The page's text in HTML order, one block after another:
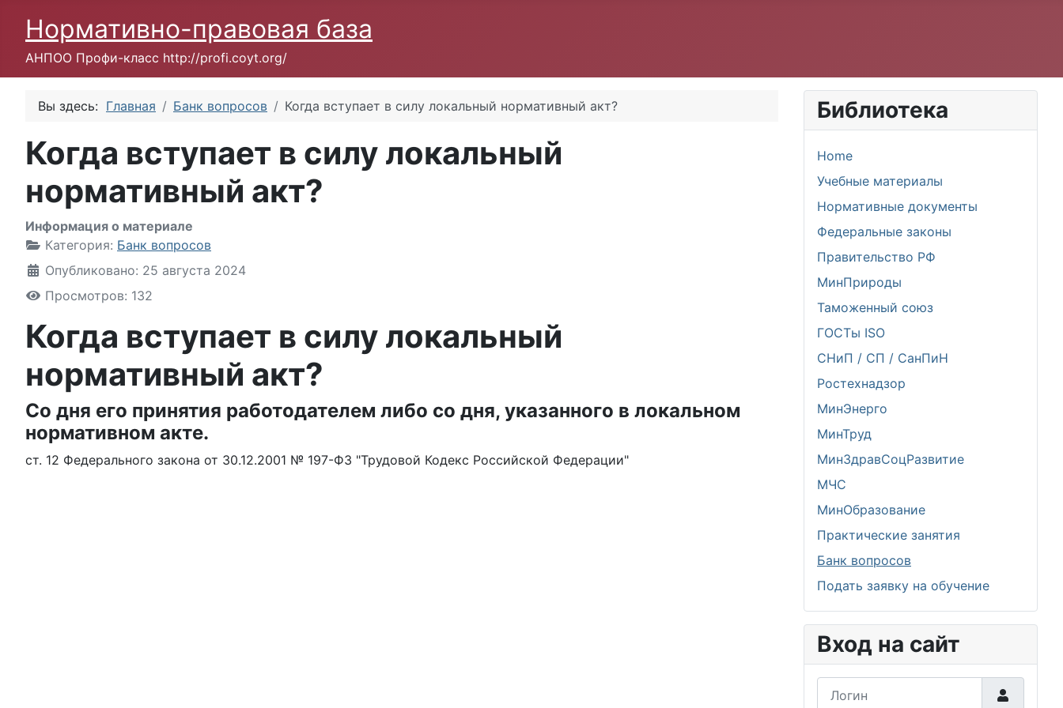
Нормативно-правовая база
АНПОО Профи-класс http://profi.coyt.org/
Вы здесь: Главная Банк вопросов Когда вступает в силу локальный нормативный акт?
Когда вступает в силу локальный
нормативный акт?
Информация о материале
Категория: Банк вопросов
Опубликовано: 25 августа 2024
Просмотров: 132
Когда вступает в силу локальный
нормативный акт?
Со дня его принятия работодателем либо со дня, указанного в локальном
нормативном акте.
ст. 12 Федерального закона от 30.12.2001 № 197-ФЗ "Трудовой Кодекс Российской Федерации"
Библиотека
Home
Учебные материалы
Нормативные документы
Федеральные законы
Правительство РФ
МинПрироды
Таможенный союз
ГОСТы ISO
СНиП / СП / СанПиН
Ростехнадзор
МинЭнерго
МинТруд
МинЗдравСоцРазвитие
МЧС
МинОбразование
Практические занятия
Банк вопросов
Подать заявку на обучение
Вход на сайт